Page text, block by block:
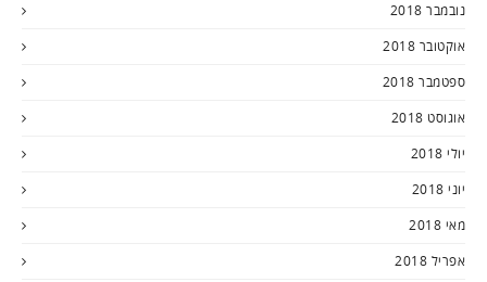
נובמבר 2018
אוקטובר 2018
ספטמבר 2018
אוגוסט 2018
יולי 2018
יוני 2018
מאי 2018
אפריל 2018